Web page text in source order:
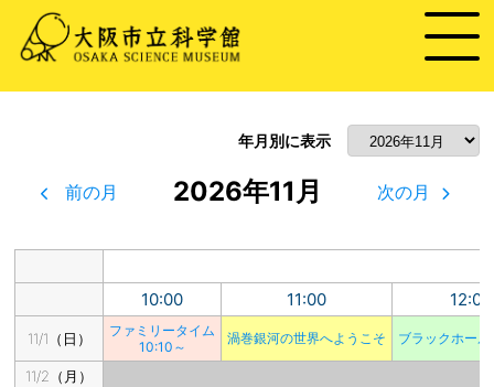
年月別に表示
前の月 2026年11月 次の月
10:00 11:00 12:00
11/1（日）
ファミリータイム
10:10～
渦巻銀河の世界へようこそ ブラックホー
11/2（月）